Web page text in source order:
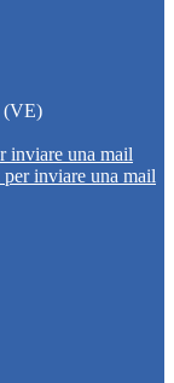
(VE)
inviare una mail
inviare una mail